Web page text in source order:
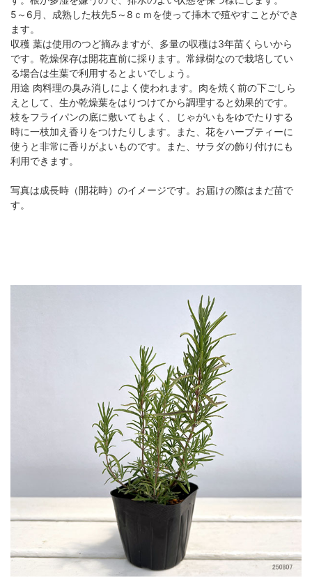
5～6月、成熟した枝先5～8ｃｍを使って挿木で殖やすことができ
ます。
収穫 葉は使用のつど摘みますが、多量の収穫は3年苗くらいから
です。乾燥保存は開花直前に採ります。常緑樹なので栽培してい
る場合は生葉で利用するとよいでしょう。
用途 肉料理の臭み消しによく使われます。肉を焼く前の下ごしら
えとして、生か乾燥葉をはりつけてから調理すると効果的です。
枝をフライパンの底に敷いてもよく、じゃがいもをゆでたりする
時に一枝加え香りをつけたりします。また、花をハーブティーに
使うと非常に香りがよいものです。また、サラダの飾り付けにも
利用できます。
写真は成長時（開花時）のイメージです。お届けの際はまだ苗で
す。